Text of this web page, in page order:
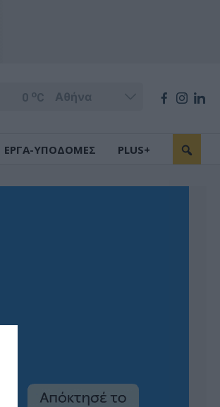
0 oC
ΕΡΓΑ-ΥΠΟΔΟΜΕΣ PLUS+